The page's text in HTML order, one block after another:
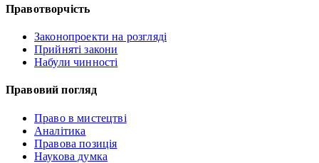
Правотворчість
Законопроекти на розгляді
Прийняті закони
Набули чинності
Правовий погляд
Право в мистецтві
Аналітика
Правова позиція
Наукова думка